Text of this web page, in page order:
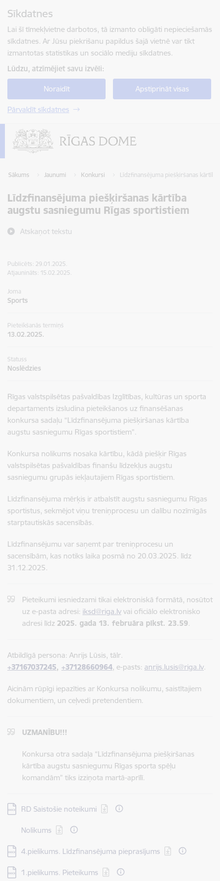
Sīkdatnes
Lai šī tīmekļvietne darbotos, tā izmanto obligāti nepieciešamās
sīkdatnes. Ar Jūsu piekrišanu papildus šajā vietnē var tikt
izmantotas statistikas un sociālo mediju sīkdatnes.
Lūdzu, atzīmējiet savu izvēli:
Noraidīt Apstiprināt visas
Pārvaldīt sīkdatnes
Sākums Jaunumi Konkursi Līdzfinansējuma piešķiršanas
Līdzfinansējuma piešķiršanas kārtība
augstu sasniegumu Rīgas sportistiem
Atskaņot tekstu
Publicēts: 29.01.2025.
Atjaunināts: 15.02.2025.
Joma
Sports
Pieteikšanās termiņš
13.02.2025.
Statuss
Noslēdzies
Rīgas valstspilsētas pašvaldības Izglītības, kultūras un sporta
departaments izsludina pieteikšanos uz finansēšanas
konkursa sadaļu “Līdzfinansējuma piešķiršanas kārtība
augstu sasniegumu Rīgas sportistiem”.
Konkursa nolikums nosaka kārtību, kādā piešķir Rīgas
valstspilsētas pašvaldības finanšu līdzekļus augstu
sasniegumu grupās iekļautajiem Rīgas sportistiem.
Līdzfinansējuma mērķis ir atbalstīt augstu sasniegumu Rīgas
sportistus, sekmējot viņu treniņprocesu un dalību nozīmīgās
starptautiskās sacensībās.
Līdzfinansējumu var saņemt par treniņprocesu un
sacensībām, kas notiks laika posmā no 20.03.2025. līdz
31.12.2025.
Pieteikumi iesniedzami tikai elektroniskā formātā, nosūtot
uz e-pasta adresi: iksd@riga.lv vai oficiālo elektronisko
adresi līdz 2025. gada 13. februāra plkst. 23.59.
Atbildīgā persona: Anrijs Lūsis, tālr.
+37167037245, +37128660964, e-pasts: anrijs.lusis@riga.lv.
Aicinām rūpīgi iepazīties ar Konkursa nolikumu, saistītajiem
dokumentiem, un ceļvedi pretendentiem.
UZMANĪBU!!!
Konkursa otra sadaļa “Līdzfinansējuma piešķiršanas
kārtība augstu sasniegumu Rīgas sporta spēļu
komandām” tiks izziņota martā-aprīlī.
Lejupielādēt:
RD Saistošie noteikumi
Lejupielādēt:
Nolikums
Lejupielādēt:
4.pielikums. Līdzfinansējuma pieprasījums
Lejupielādēt:
1.pielikums. Pieteikums